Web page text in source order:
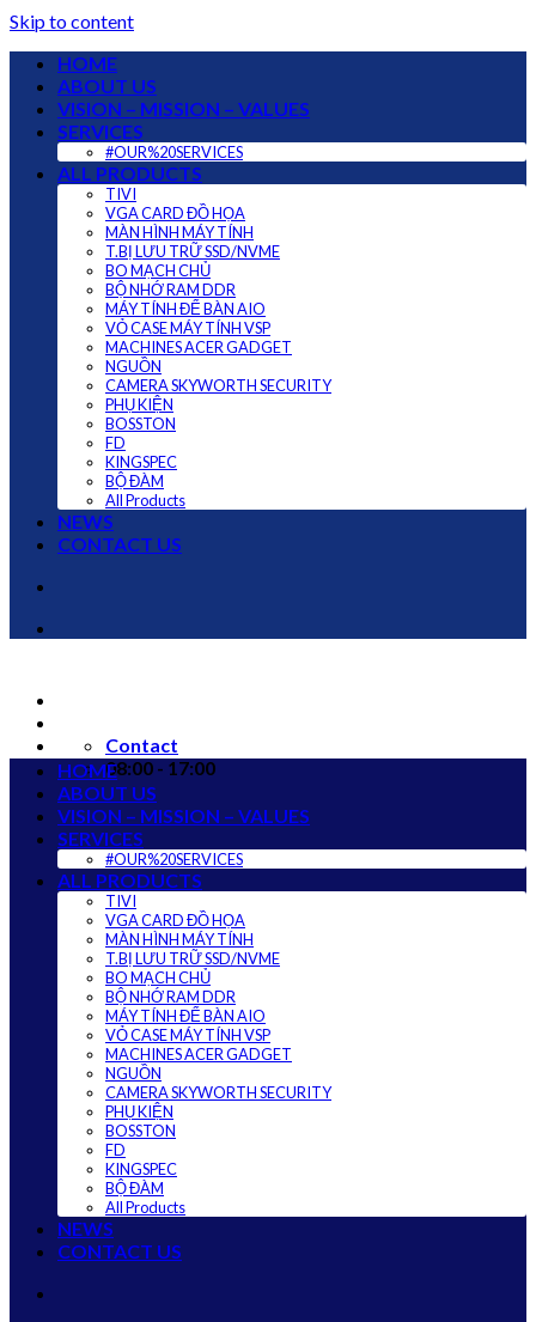
Skip to content
HOME
ABOUT US
VISION – MISSION – VALUES
SERVICES
#OUR%20SERVICES
ALL PRODUCTS
TIVI
VGA CARD ĐỒ HỌA
MÀN HÌNH MÁY TÍNH
T.BỊ LƯU TRỮ SSD/NVME
BO MẠCH CHỦ
BỘ NHỚ RAM DDR
MÁY TÍNH ĐỂ BÀN AIO
VỎ CASE MÁY TÍNH VSP
MACHINES ACER GADGET
NGUỒN
CAMERA SKYWORTH SECURITY
PHỤ KIỆN
BOSSTON
FD
KINGSPEC
BỘ ĐÀM
All Products
NEWS
CONTACT US
Contact
08:00 - 17:00
HOME
ABOUT US
VISION – MISSION – VALUES
SERVICES
#OUR%20SERVICES
ALL PRODUCTS
TIVI
VGA CARD ĐỒ HỌA
MÀN HÌNH MÁY TÍNH
T.BỊ LƯU TRỮ SSD/NVME
BO MẠCH CHỦ
BỘ NHỚ RAM DDR
MÁY TÍNH ĐỂ BÀN AIO
VỎ CASE MÁY TÍNH VSP
MACHINES ACER GADGET
NGUỒN
CAMERA SKYWORTH SECURITY
PHỤ KIỆN
BOSSTON
FD
KINGSPEC
BỘ ĐÀM
All Products
NEWS
CONTACT US